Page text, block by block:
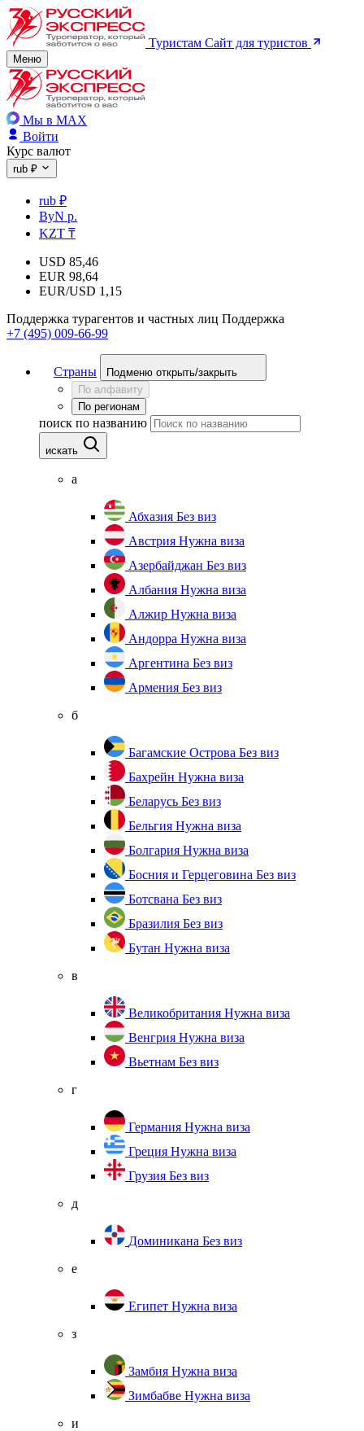
Туристам Сайт для туристов
Меню
Мы в MAX
Войти
Курс валют
rub ₽
rub ₽
ByN р.
KZT ₸
USD 85,46
EUR 98,64
EUR/USD 1,15
Поддержка турагентов и частных лиц Поддержка
+7 (495) 009-66-99
Страны
Подменю открыть/закрыть
По алфавиту
По регионам
поиск по названию
искать
а
Абхазия Без виз
Австрия Нужна виза
Азербайджан Без виз
Албания Нужна виза
Алжир Нужна виза
Андорра Нужна виза
Аргентина Без виз
Армения Без виз
б
Багамские Острова Без виз
Бахрейн Нужна виза
Беларусь Без виз
Бельгия Нужна виза
Болгария Нужна виза
Босния и Герцеговина Без виз
Ботсвана Без виз
Бразилия Без виз
Бутан Нужна виза
в
Великобритания Нужна виза
Венгрия Нужна виза
Вьетнам Без виз
г
Германия Нужна виза
Греция Нужна виза
Грузия Без виз
д
Доминикана Без виз
е
Египет Нужна виза
з
Замбия Нужна виза
Зимбабве Нужна виза
и